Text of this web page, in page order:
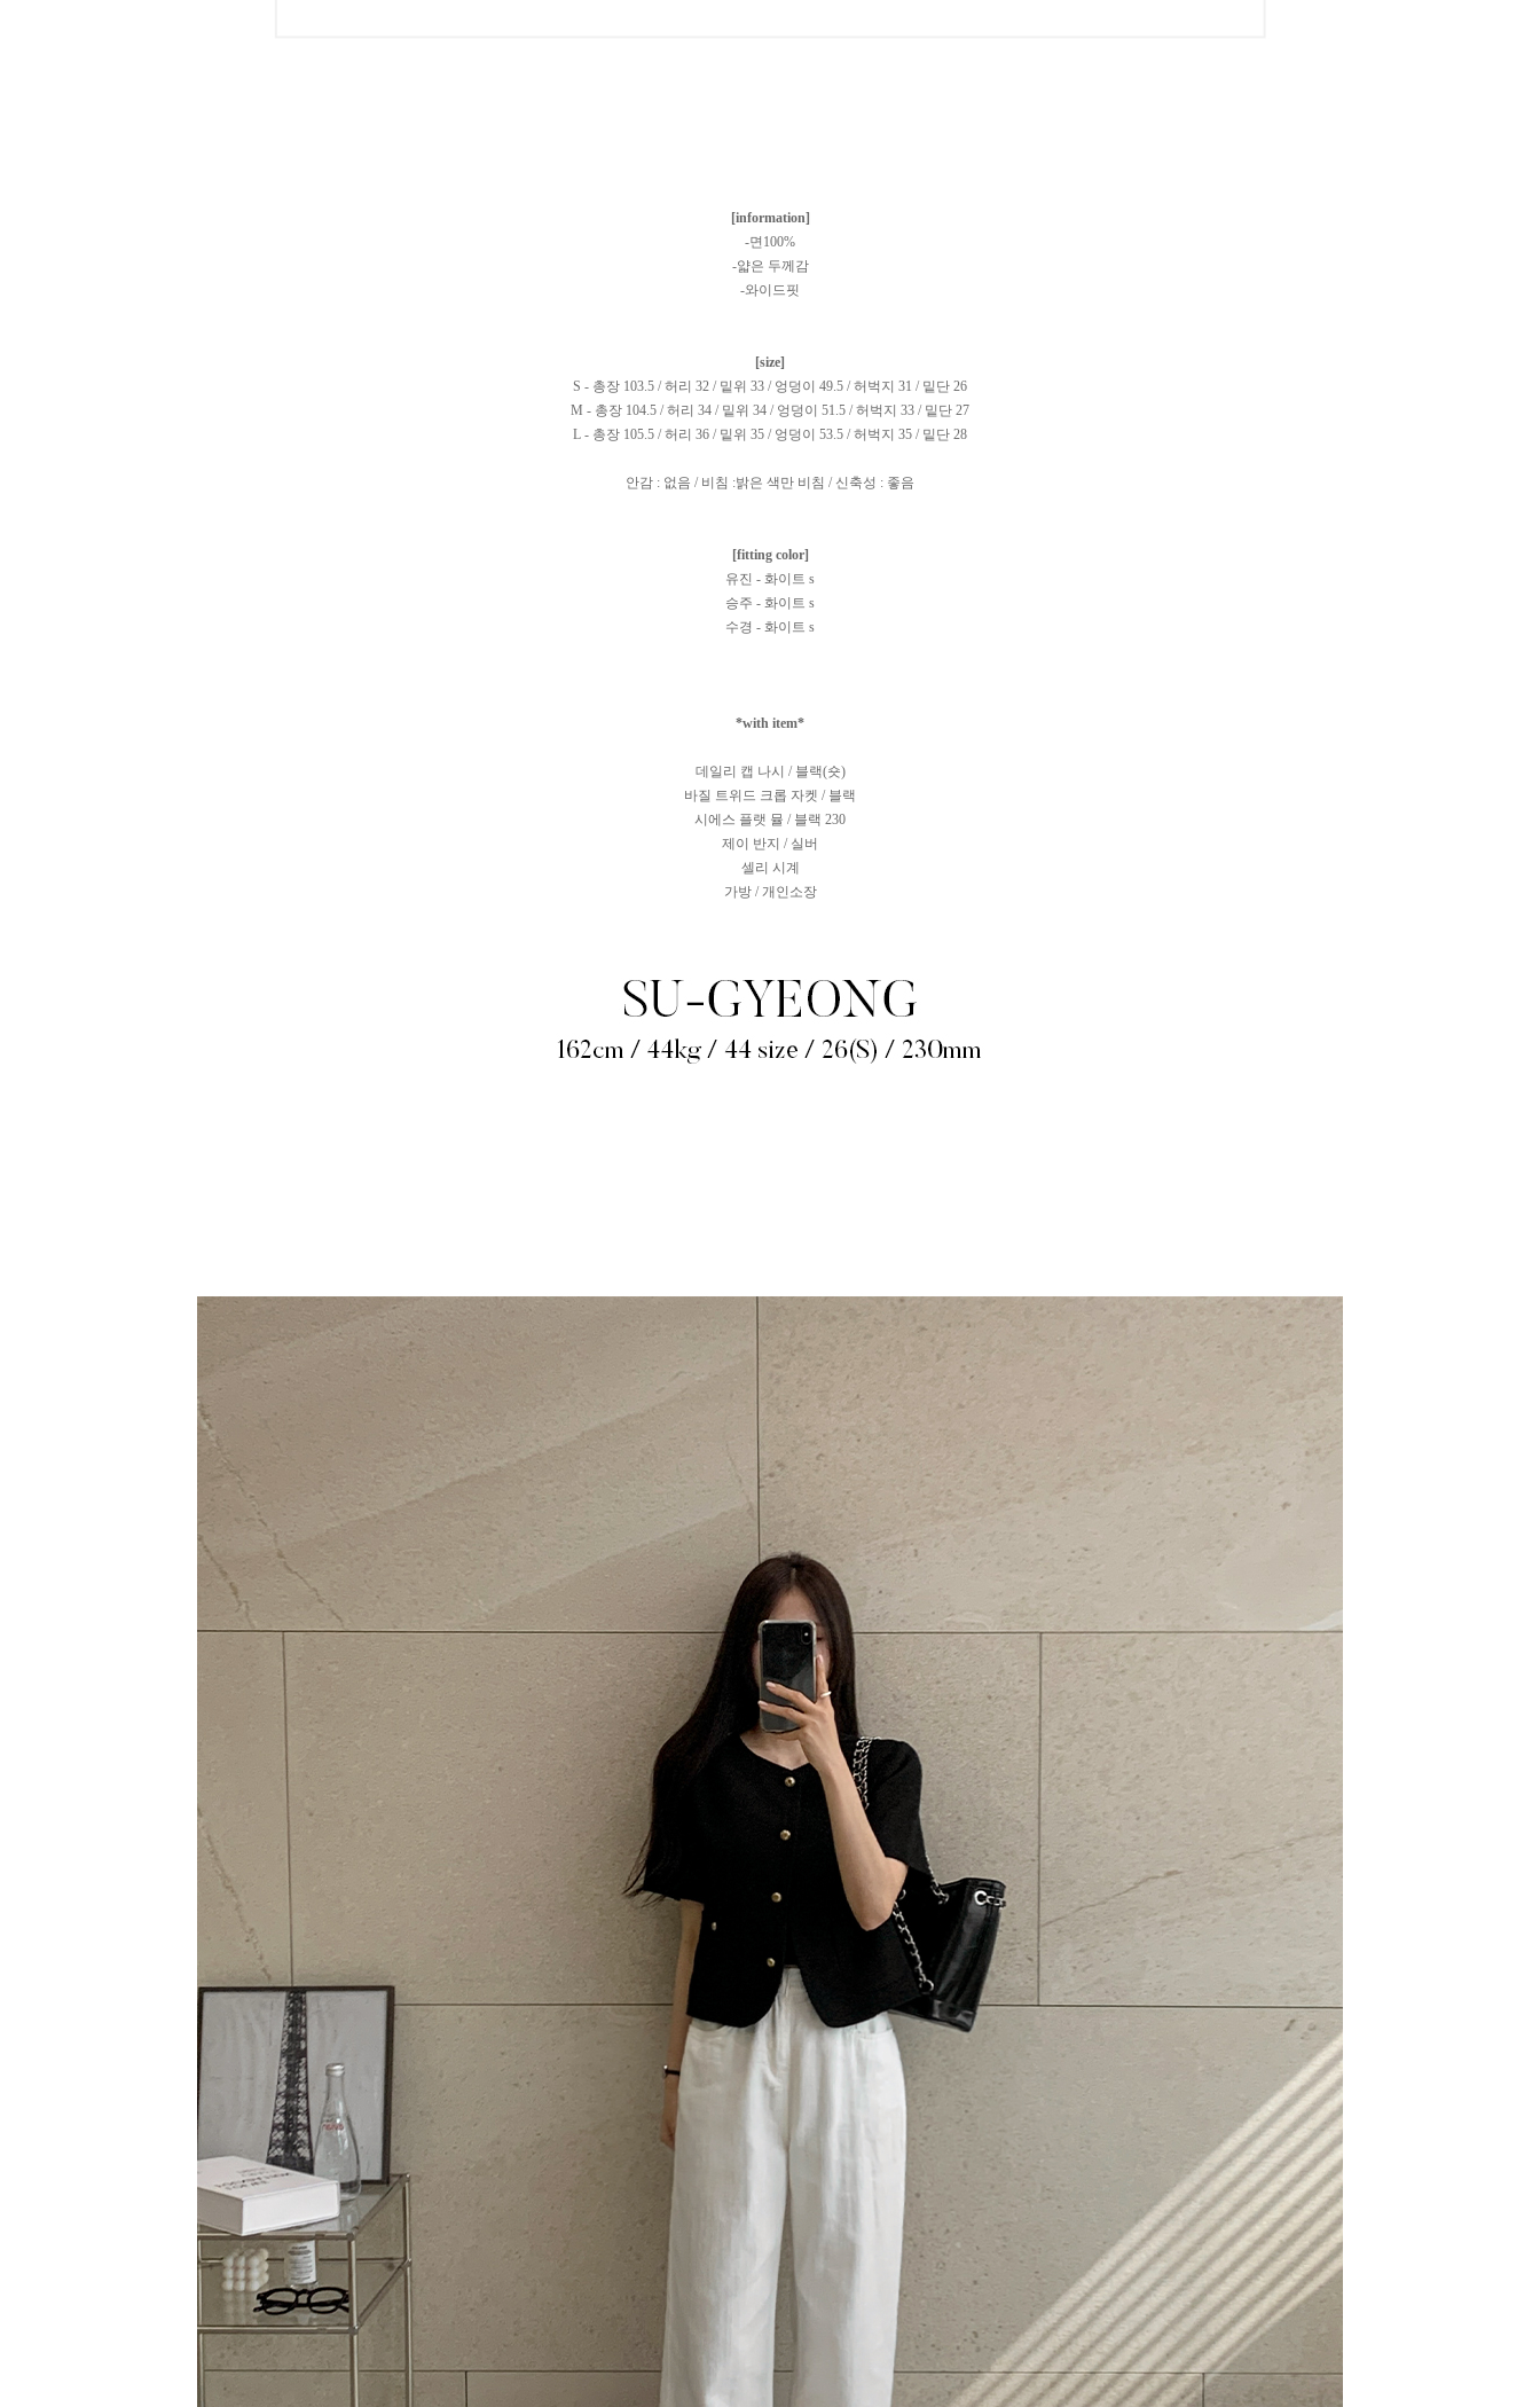
[information]
-면100%
-얇은 두께감
-와이드핏
[size]
S - 총장 103.5 / 허리 32 / 밑위 33 / 엉덩이 49.5 / 허벅지 31 / 밑단 26
M - 총장 104.5 / 허리 34 / 밑위 34 / 엉덩이 51.5 / 허벅지 33 / 밑단 27
L - 총장 105.5 / 허리 36 / 밑위 35 / 엉덩이 53.5 / 허벅지 35 / 밑단 28
안감 : 없음 / 비침 :밝은 색만 비침 / 신축성 : 좋음
[fitting color]
유진 - 화이트 s
승주 - 화이트 s
수경 - 화이트 s
*with item*
데일리 캡 나시 / 블랙(숏)
바질 트위드 크롭 자켓 / 블랙
시에스 플랫 뮬 / 블랙 230
제이 반지 / 실버
셀리 시계
가방 / 개인소장